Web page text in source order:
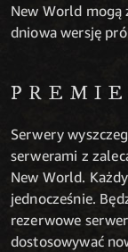
New World mogą
dniowa wersję
Serwery
serwerami z
New World.
jednocześnie.
rezerwowe
dostosowywać